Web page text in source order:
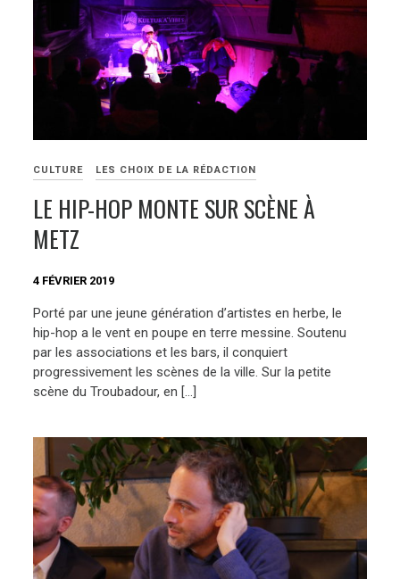
CULTURE LES CHOIX DE LA RÉDACTION
LE HIP-HOP MONTE SUR SCÈNE À
METZ
4 FÉVRIER 2019
Porté par une jeune génération d’artistes en herbe, le
hip-hop a le vent en poupe en terre messine. Soutenu
par les associations et les bars, il conquiert
progressivement les scènes de la ville. Sur la petite
scène du Troubadour, en […]